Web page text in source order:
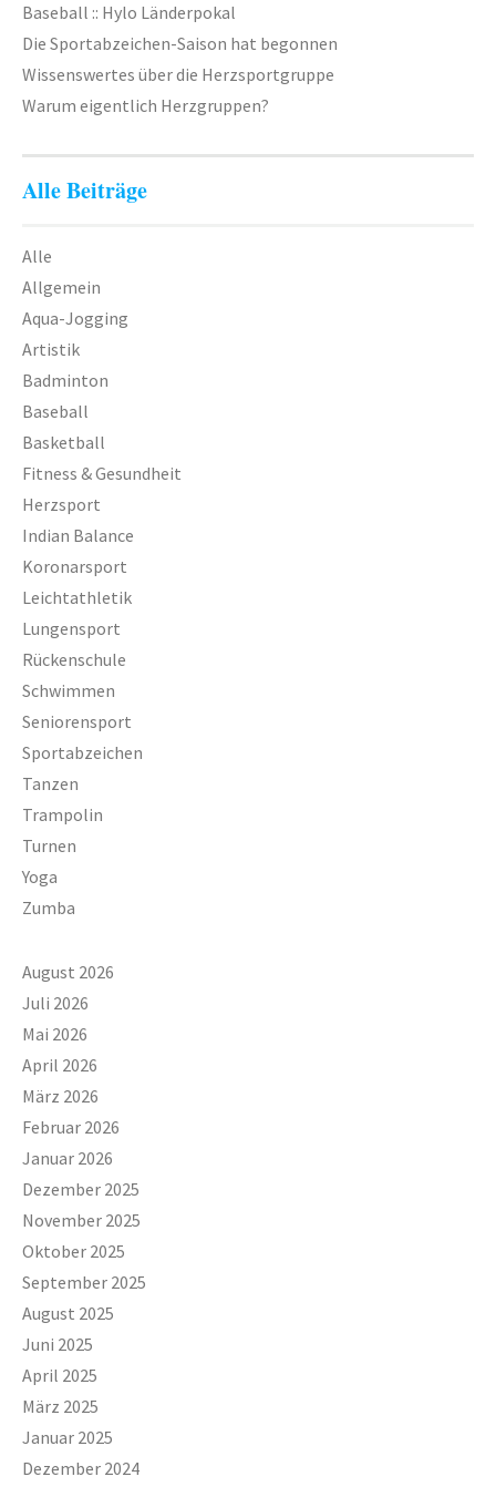
Baseball :: Hylo Länderpokal
Die Sportabzeichen-Saison hat begonnen
Wissenswertes über die Herzsportgruppe
Warum eigentlich Herzgruppen?
Alle Beiträge
Alle
Allgemein
Aqua-Jogging
Artistik
Badminton
Baseball
Basketball
Fitness & Gesundheit
Herzsport
Indian Balance
Koronarsport
Leichtathletik
Lungensport
Rückenschule
Schwimmen
Seniorensport
Sportabzeichen
Tanzen
Trampolin
Turnen
Yoga
Zumba
August 2026
Juli 2026
Mai 2026
April 2026
März 2026
Februar 2026
Januar 2026
Dezember 2025
November 2025
Oktober 2025
September 2025
August 2025
Juni 2025
April 2025
März 2025
Januar 2025
Dezember 2024